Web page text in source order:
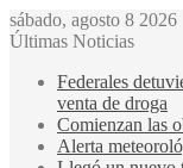
sábado, agosto 8 2026
Últimas Noticias
Federales
venta de droga
Comienzan las
Alerta